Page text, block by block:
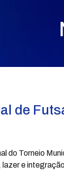
de
do Torneio
lazer e